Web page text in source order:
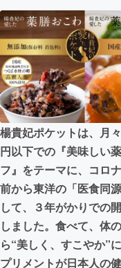
テクノロジ
映像・映画
ビジネス・
まちづくり
CAMPFIRE for
CAMPFIREふ
楊貴妃ポケットは、月
円以下での『美味しい
フ』をテーマに、コロ
前から東洋の「医食同
して、３年がかりでの
しました。食べて、体
ら“美しく、すこやか”
プリメントが日本人の